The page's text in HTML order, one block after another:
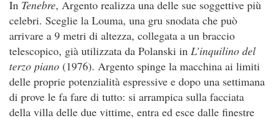
In Tenebre, Argento realizza una delle sue soggettive più
celebri. Sceglie la Louma, una gru snodata che può
arrivare a 9 metri di altezza, collegata a un braccio
telescopico, già utilizzata da Polanski in L’inquilino del
terzo piano (1976). Argento spinge la macchina ai limiti
delle proprie potenzialità espressive e dopo una settimana
di prove le fa fare di tutto: si arrampica sulla facciata
della villa delle due vittime, entra ed esce dalle finestre